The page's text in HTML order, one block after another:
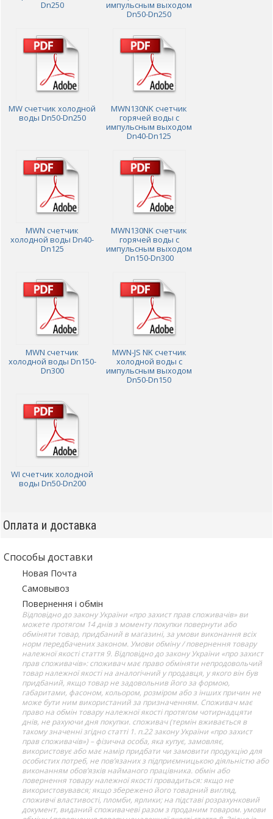
Dn250
импульсным выходом
Dn50-Dn250
MW счетчик холодной
воды Dn50-Dn250
MWN130NK счетчик
горячей воды с
импульсным выходом
Dn40-Dn125
MWN счетчик
холодной воды Dn40-
Dn125
MWN130NK счетчик
горячей воды с
импульсным выходом
Dn150-Dn300
MWN счетчик
холодной воды Dn150-
Dn300
MWN-JS NK счетчик
холодной воды с
импульсным выходом
Dn50-Dn150
WI счетчик холодной
воды Dn50-Dn200
Оплата и доставка
Способы доставки
Новая Почта
Самовывоз
Повернення і обмін
Відповідно до закону України «про захист прав споживачів» ви
можете протягом 14 днів з моменту покупки повернути або
обміняти товар, придбаний в магазині, за умови виконання всіх
норм передбачених законом. Умови обміну / повернення товару
належної якості стаття 9. Відповідно до закону України «про захист
прав споживачів»: споживач має право обміняти непродовольчий
товар належної якості на аналогічний у продавця, у якого він був
придбаний, якщо товар не задовольнив його за формою,
габаритами, фасоном, кольором, розміром або з інших причин не
може бути ним використаний за призначенням. Споживач має
право на обмін товару належної якості протягом чотирнадцяти
днів, не рахуючи дня покупки. споживач (термін вживається в
такому значенні згідно статті 1. п.22 закону України «про захист
прав споживачів») – фізична особа, яка купує, замовляє,
використовує або має намір придбати чи замовити продукцію для
особистих потреб, не пов’язаних з підприємницькою діяльністю або
виконанням обов’язків найманого працівника. обмін або
повернення товару належної якості провадиться: якщо не
використовувався; якщо збережено його товарний вигляд,
споживчі властивості, пломби, ярлики; на підставі розрахунковий
документ, виданий споживачеві разом з проданим товаром. умови